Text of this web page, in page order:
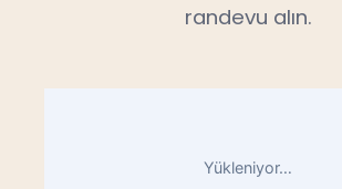
randevu alın.